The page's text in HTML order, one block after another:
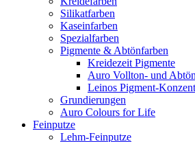
Silikatfarben
Kaseinfarben
Spezialfarben
Pigmente & Abtönfarben
Kreidezeit Pigmente
Auro Vollton- und
Leinos Pigment-
Grundierungen
Auro Colours for Life
Feinputze
Lehm-Feinputze